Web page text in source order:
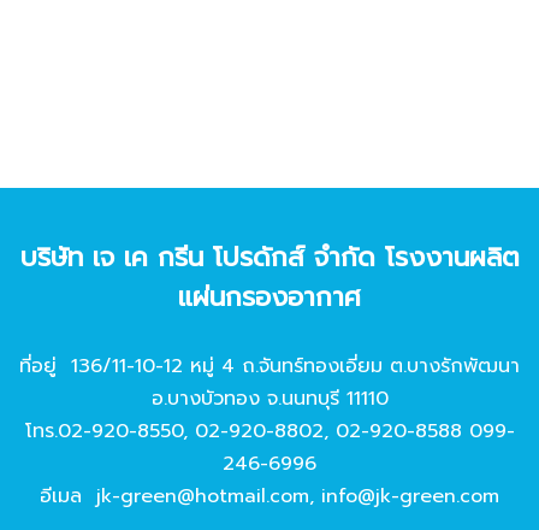
บริษัท เจ เค กรีน โปรดักส์ จํากัด โรงงานผลิต
แผ่นกรองอากาศ
ที่อยู่ 136/11-10-12 หมู่ 4 ถ.จันทร์ทองเอี่ยม ต.บางรักพัฒนา
อ.บางบัวทอง จ.นนทบุรี 11110
โทร.02-920-8550, 02-920-8802, 02-920-8588 099-
246-6996
อีเมล jk-green@hotmail.com, info@jk-green.com